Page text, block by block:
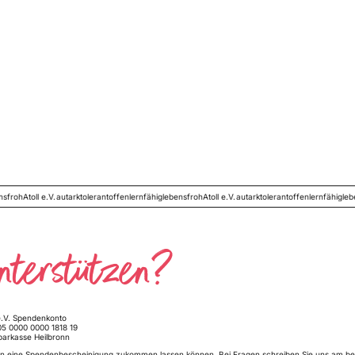
Atoll e.V.autarktolerantoffenlernfähiglebensfrohAtoll e.V.autarktolerantoffenlernfähig
Spendenkonto
0000 0000 1818 19
Heilbronn